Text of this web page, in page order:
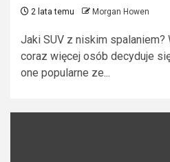
2 lata temu Morgan Howen
Jaki SUV z niskim
coraz więcej osób decyduje
one popularne ze...